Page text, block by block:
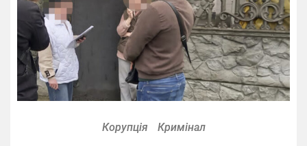
Корупція Кримінал